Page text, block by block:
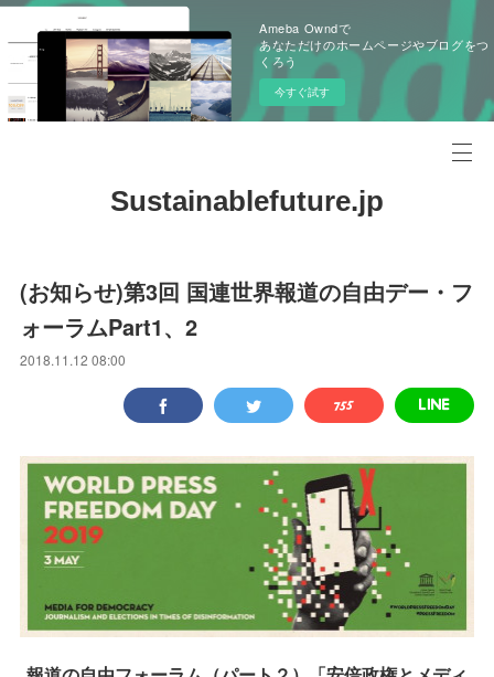
Ameba Owndで
あなただけのホームページやブログをつ
くろう
今すぐ試す
Sustainablefuture.jp
(お知らせ)第3回 国連世界報道の自由デー・フ
ォーラムPart1、2
2018.11.12 08:00